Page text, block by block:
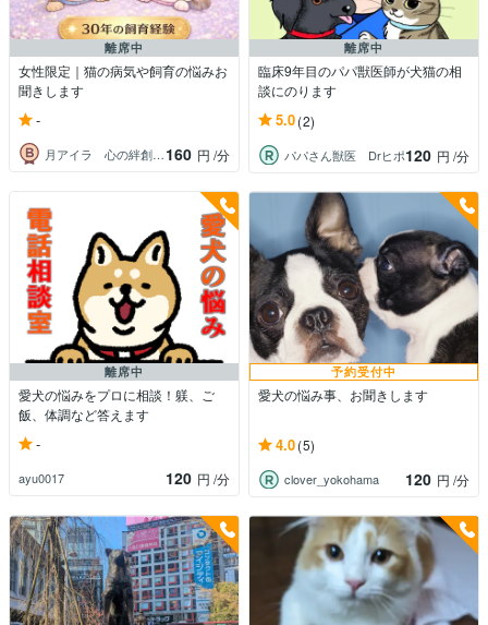
離席中
女性限定｜猫の病気や飼育の悩みお
聞きします
-
月アイラ 心の絆創膏 女性専門 160 円 /分
離席中
臨床9年目のパパ獣医師が犬猫の相
談にのります
5.0(2)
パパさん獣医 Drヒポ120 円 /分
離席中
愛犬の悩みをプロに相談！躾、ご
飯、体調など答えます
-
ayu0017 120 円 /分
予約受付中
愛犬の悩み事、お聞きします
4.0(5)
clover_yokohama 120 円 /分